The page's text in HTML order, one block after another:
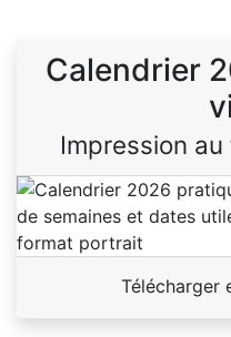
Calendrier
Impression
Télécharger